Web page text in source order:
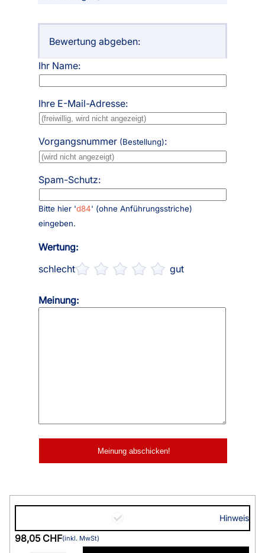
Bewertung abgeben:
Wertung:
schlecht
gut
Meinung:
Ihr Name:
Ihre E-Mail-Adresse:
Vorgangsnummer (Bestellung):
Spam-Schutz:
Bitte hier 'd84' (ohne Anführungsstriche)
eingeben.
Hinweis
98,05 CHF(inkl. MwSt)